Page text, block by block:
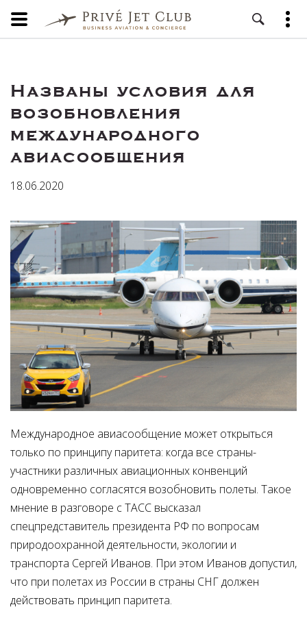
Названы условия для
возобновления
международного
авиасообщения
18.06.2020
Международное авиасообщение может открыться
только по принципу паритета: когда все страны-
участники различных авиационных конвенций
одновременно согласятся возобновить полеты. Такое
мнение в разговоре с ТАСС высказал
спецпредставитель президента РФ по вопросам
природоохранной деятельности, экологии и
транспорта Сергей Иванов. При этом Иванов допустил,
что при полетах из России в страны СНГ должен
действовать принцип паритета.